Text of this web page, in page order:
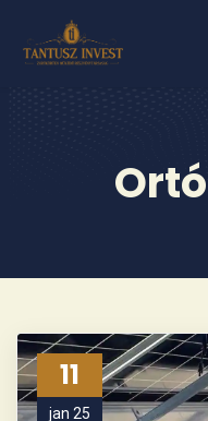
11
jan 25